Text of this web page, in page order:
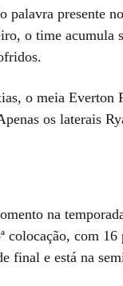
palavra presente
o time acumula
o meia Everton
os laterais
na
colocação, com
final e está na